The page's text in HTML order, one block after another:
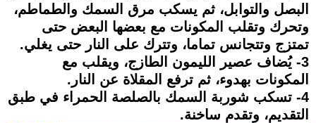
البصل والتوابل، ثم يسكب مرق السمك والطماطم،
وتحرك وتقلب المكونات مع بعضها البعض حتى
تمتزج وتتجانس تماما، وتترك على النار حتى يغلي.
3- يُضاف عصير الليمون الطازج، ويقلب مع
المكونات بهدوء، ثم ترفع المقلاة عن النار.
4- تسكب شوربة السمك بالصلصة الحمراء في طبق
التقديم، وتقدم ساخنة.